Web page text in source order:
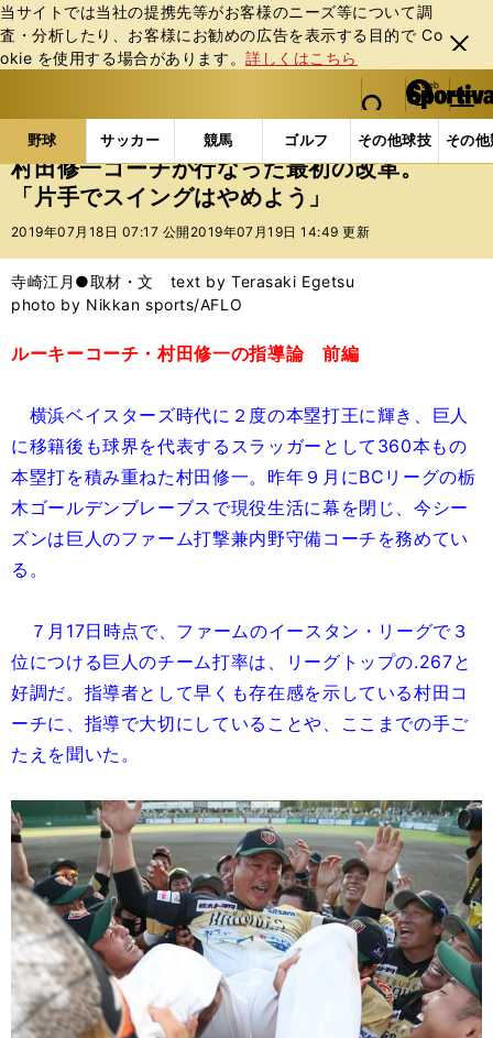
当サイトでは当社の提携先等がお客様のニーズ等について調
査・分析したり、お客様にお勧めの広告を表⽰する⽬的で Co
okie を使⽤する場合があります。詳しくはこちら
閉じ
る
web Sportiva (webスポルティーバ)
検索
マイペ
ー
ジ
メニュ
野球 サッカー 競馬 ゴルフ その他球技 その
b
ス
ポ
ル
バ
野球の記事一覧 プロ野球 村田修一コーチが行なっ
村田修一コーチが行なった最初の改革。
「片手でスイングはやめよう」
2019年07月18日 07:17 公開 2019年07月19日 14:49 更新
寺崎江月●取材・文 text by Terasaki Egetsu
photo by Nikkan sports/AFLO
ルーキーコーチ・村田修一の指導論 前編
横浜ベイスターズ時代に２度の本塁打王に輝き、巨人
に移籍後も球界を代表するスラッガーとして360本もの
本塁打を積み重ねた村田修一。昨年９月にBCリーグの栃
木ゴールデンブレーブスで現役生活に幕を閉じ、今シー
ズンは巨人のファーム打撃兼内野守備コーチを務めてい
る。
７月17日時点で、ファームのイースタン・リーグで３
位につける巨人のチーム打率は、リーグトップの.267と
好調だ。指導者として早くも存在感を示している村田コ
ーチに、指導で大切にしていることや、ここまでの手ご
たえを聞いた。